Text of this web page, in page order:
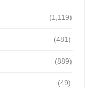
(1,119)
(481)
(889)
(49)